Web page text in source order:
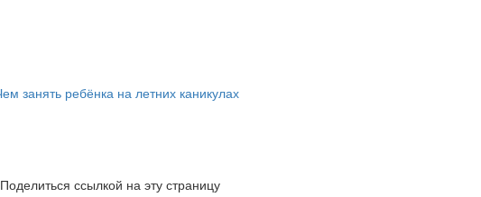
Поделиться ссылкой на эту страницу